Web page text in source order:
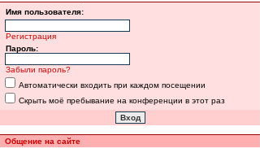
Имя пользователя:
Регистрация
Пароль:
Забыли пароль?
Автоматически входить при каждом посещении
Скрыть моё пребывание на конференции в этот раз
Общение на сайте